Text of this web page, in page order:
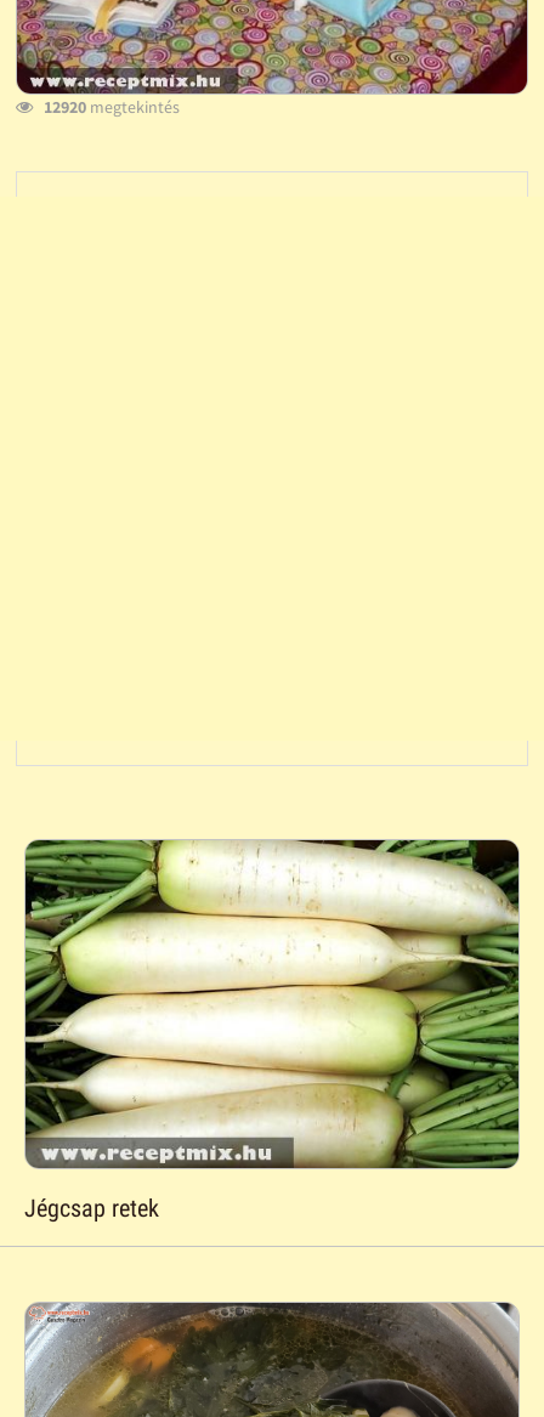
12920megtekintés
Jégcsap retek